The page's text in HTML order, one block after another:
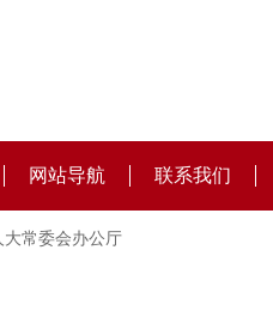
网站导航 联系我们
大常委会办公厅